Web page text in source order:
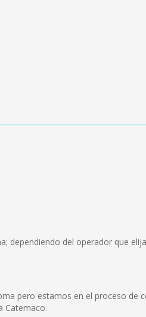
dependiendo del operador que
pero estamos en el proceso de
Catemaco.